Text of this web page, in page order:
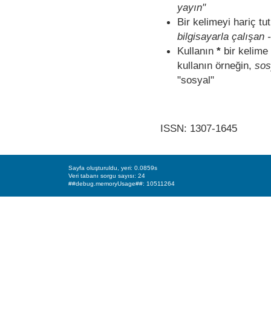
yayın"
Bir kelimeyi hariç
bilgisayarla çalışan
Kullanın *bir kelime
kullanın örneğin,
"sosyal"
ISSN: 1307-1645
Sayfa oluşturuldu, yeri: 0.0859s
Veri tabanı sorgu sayısı: 24
##debug.memoryUsage##: 10511264